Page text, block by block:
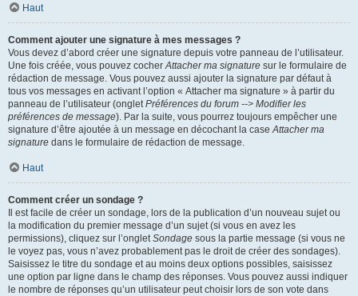
Haut
Comment ajouter une signature à mes messages ?
Vous devez d’abord créer une signature depuis votre panneau de l’utilisateur.
Une fois créée, vous pouvez cocherAttacher ma signature sur le formulaire de
rédaction de message. Vous pouvez aussi ajouter la signature par défaut à
tous vos messages en activant l’option « Attacher ma signature » à partir du
panneau de l’utilisateur (ongletPréférences du forum --> Modifier les
préférences de message). Par la suite, vous pourrez toujours empêcher une
signature d’être ajoutée à un message en décochant la caseAttacher ma
signature dans le formulaire de rédaction de message.
Haut
Comment créer un sondage ?
Il est facile de créer un sondage, lors de la publication d’un nouveau sujet ou
la modification du premier message d’un sujet (si vous en avez les
permissions), cliquez sur l’ongletSondage sous la partie message (si vous ne
le voyez pas, vous n’avez probablement pas le droit de créer des sondages).
Saisissez le titre du sondage et au moins deux options possibles, saisissez
une option par ligne dans le champ des réponses. Vous pouvez aussi indiquer
le nombre de réponses qu’un utilisateur peut choisir lors de son vote dans